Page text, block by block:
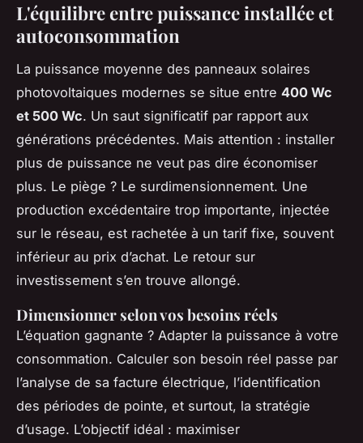
L'équilibre entre puissance installée et
autoconsommation
La puissance moyenne des panneaux solaires
photovoltaiques modernes se situe entre 400 Wc
et 500 Wc. Un saut significatif par rapport aux
générations précédentes. Mais attention : installer
plus de puissance ne veut pas dire économiser
plus. Le piège ? Le surdimensionnement. Une
production excédentaire trop importante, injectée
sur le réseau, est rachetée à un tarif fixe, souvent
inférieur au prix d’achat. Le retour sur
investissement s’en trouve allongé.
Dimensionner selon vos besoins réels
L’équation gagnante ? Adapter la puissance à votre
consommation. Calculer son besoin réel passe par
l’analyse de sa facture électrique, l’identification
des périodes de pointe, et surtout, la stratégie
d’usage. L’objectif idéal : maximiser